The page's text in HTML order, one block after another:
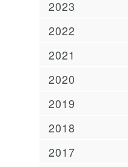
2023
2022
2021
2020
2019
2018
2017